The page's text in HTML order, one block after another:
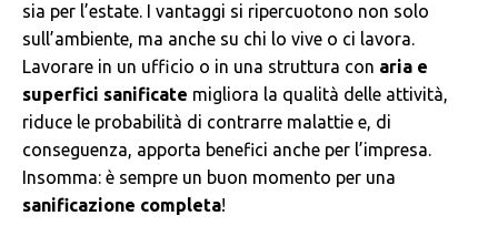
sia per l’estate. I vantaggi si ripercuotono non solo
sull’ambiente, ma anche su chi lo vive o ci lavora.
Lavorare in un ufficio o in una struttura con aria e
superfici sanificate migliora la qualità delle attività,
riduce le probabilità di contrarre malattie e, di
conseguenza, apporta benefici anche per l’impresa.
Insomma: è sempre un buon momento per una
sanificazione completa!